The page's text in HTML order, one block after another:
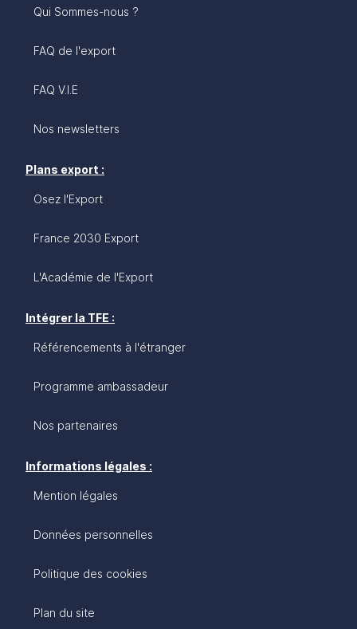
Qui Sommes-nous ?
FAQ de l'export
FAQ V.I.E
Nos newsletters
Plans export :
Osez l'Export
France 2030 Export
L'Académie de l'Export
Intégrer la TFE :
Référencements à l'étranger
Programme ambassadeur
Nos partenaires
Informations légales :
Mention légales
Données personnelles
Politique des cookies
Plan du site